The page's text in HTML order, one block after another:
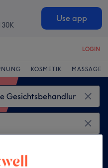
Use app
LOGIN
KOSMETIK MASSAGE